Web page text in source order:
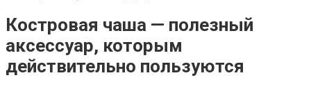
Костровая чаша — полезный
аксессуар, которым
действительно пользуются